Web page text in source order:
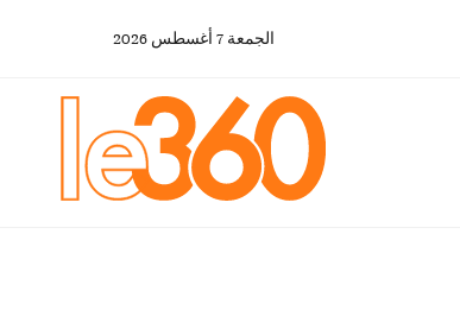
الجمعة 7 أغسطس 2026